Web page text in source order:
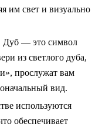
им свет и визуально
Дуб — это символ
из светлого дуба,
прослужат вам
вид.
используются
обеспечивает